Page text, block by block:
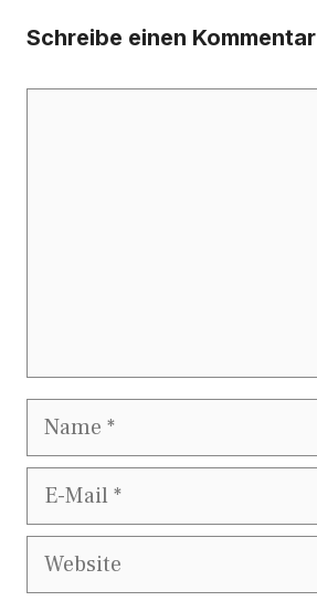
Schreibe einen Kommentar
Name
E-
Website